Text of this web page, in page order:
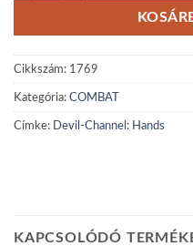
Cikkszám: 1769
Kategória: COMBAT
Címke: Devil-Channel: Hands
KAPCSOLÓDÓ